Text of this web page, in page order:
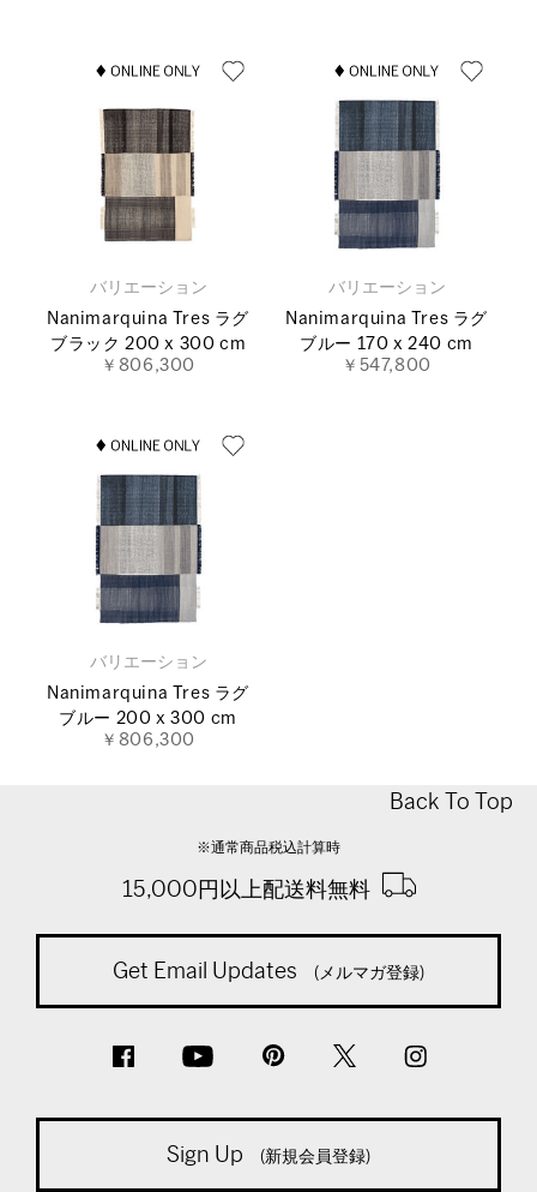
バリエーション
Nanimarquina Tres ラグ
ブラック 200 x 300 cm
￥806,300
バリエーション
Nanimarquina Tres ラグ
ブルー 170 x 240 cm
￥547,800
バリエーション
Nanimarquina Tres ラグ
ブルー 200 x 300 cm
￥806,300
Back To Top
※通常商品税込計算時
15,000円以上配送料無料
Get Email Updates (メルマガ登録)
Sign Up (新規会員登録)